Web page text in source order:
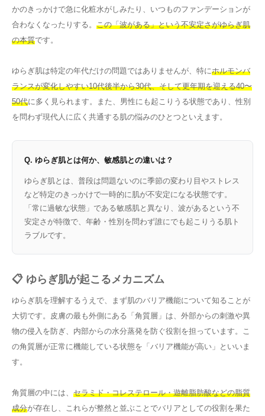
かのきっかけで急に化粧水がしみたり、いつものファンデーションが
合わなくなったりする。 この「波がある」という不安定さがゆらぎ肌
の本質です。
ゆらぎ肌は特定の年代だけの問題ではありませんが、特にホルモンバ
ランスが変化しやすい10代後半から30代、そして更年期を迎える40〜
50代に多く見られます。また、男性にも起こりうる状態であり、性別
を問わず現代人に広く共通する肌の悩みのひとつといえます。
Q. ゆらぎ肌とは何か、敏感肌との違いは？
ゆらぎ肌とは、普段は問題ないのに季節の変わり目やストレス
など特定のきっかけで一時的に肌が不安定になる状態です。
「常に過敏な状態」である敏感肌と異なり、波があるという不
安定さが特徴で、年齢・性別を問わず誰にでも起こりうる肌ト
ラブルです。
📋 ゆらぎ肌が起こるメカニズム
ゆらぎ肌を理解するうえで、まず肌のバリア機能について知ることが
大切です。皮膚の最も外側にある「角質層」は、外部からの刺激や異
物の侵入を防ぎ、内部からの水分蒸発を防ぐ役割を担っています。こ
の角質層が正常に機能している状態を「バリア機能が高い」といいま
す。
角質層の中には、 セラミド・コレステロール・遊離脂肪酸などの脂質
成分が存在し、これらが整然と並ぶことでバリアとしての役割を果た